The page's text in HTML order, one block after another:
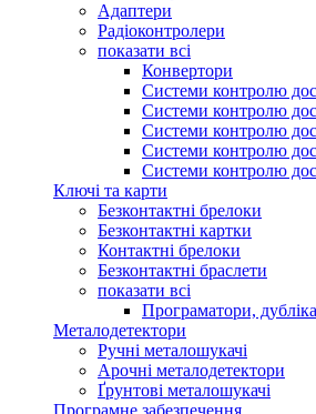
Адаптери
Радіоконтролери
показати всі
Конвертори
Системи контролю
Системи контролю
Системи контролю
Системи контролю
Системи контролю
Ключі та карти
Безконтактні брелоки
Безконтактні картки
Контактні брелоки
Безконтактні браслети
показати всі
Програматори,
Металодетектори
Ручні металошукачі
Арочні металодетектори
Ґрунтові металошукачі
Програмне забезпечення